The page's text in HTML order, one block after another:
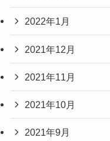
2022年1月
2021年12月
2021年11月
2021年10月
2021年9月